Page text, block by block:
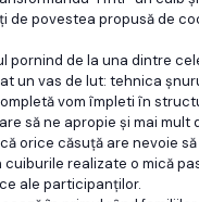
de povestea propusă de
pornind de la una dintre
un vas de lut: tehnica
vom împleti în
să ne apropie şi mai mult
orice căsuţă are nevoie
cuiburile realizate o mică
ale participanţilor.